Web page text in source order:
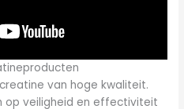
van hoge kwaliteit.
op veiligheid en effectiviteit